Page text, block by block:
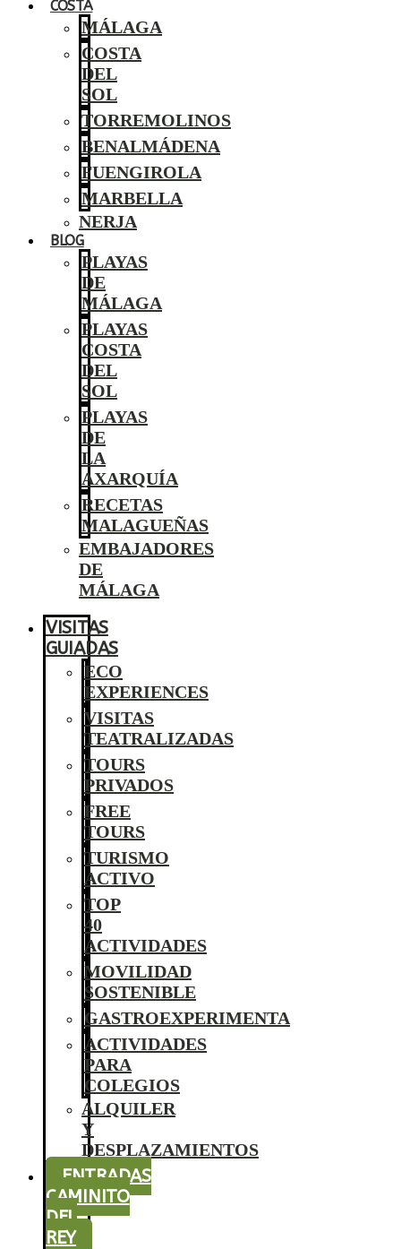
COSTA
MÁLAGA
COSTA
DEL
SOL
TORREMOLINOS
BENALMÁDENA
FUENGIROLA
MARBELLA
NERJA
BLOG
PLAYAS
DE
MÁLAGA
PLAYAS
COSTA
DEL
SOL
PLAYAS
DE
LA
AXARQUÍA
RECETAS
MALAGUEÑAS
EMBAJADORES
DE
MÁLAGA
VISITAS
GUIADAS
ECO
EXPERIENCES
VISITAS
TEATRALIZADAS
TOURS
PRIVADOS
FREE
TOURS
TURISMO
ACTIVO
TOP
40
ACTIVIDADES
MOVILIDAD
SOSTENIBLE
GASTROEXPERIMENTA
ACTIVIDADES
PARA
COLEGIOS
ALQUILER
Y
DESPLAZAMIENTOS
ENTRADAS
CAMINITO
DEL
REY